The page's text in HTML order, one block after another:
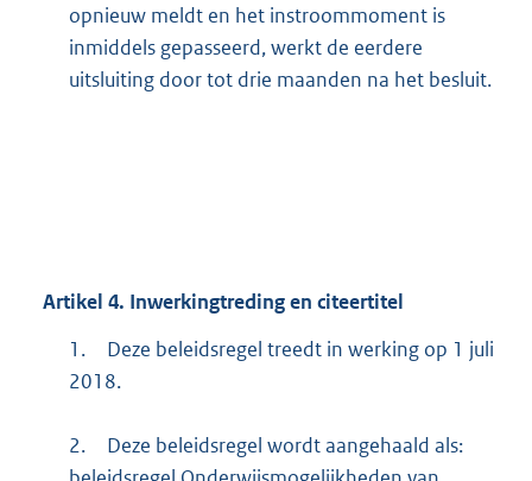
opnieuw meldt en het instroommoment is
inmiddels gepasseerd, werkt de eerdere
uitsluiting door tot drie maanden na het besluit.
Artikel 4. Inwerkingtreding en citeertitel
1.
Deze beleidsregel treedt in werking op 1 juli
2018.
2.
Deze beleidsregel wordt aangehaald als: